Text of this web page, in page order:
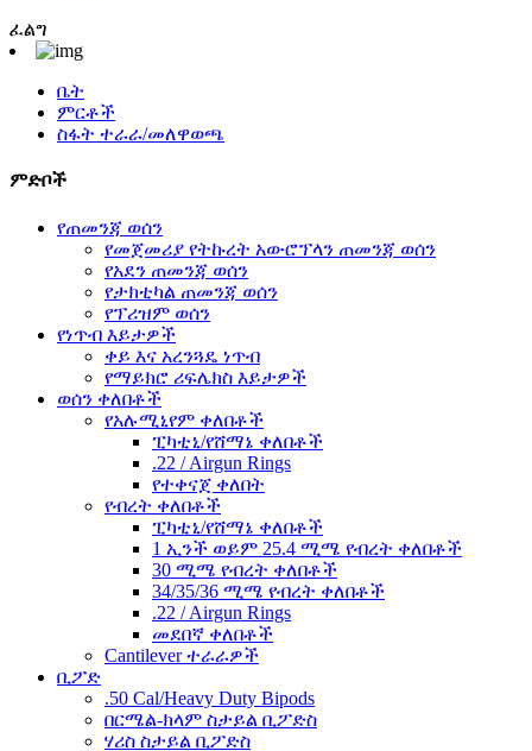
ፈልግ
ቤት
ምርቶች
ስፋት ተራራ/መለዋወጫ
ምድቦች
የጠመንጃ ወሰን
የመጀመሪያ የትኩረት አውሮፕላን ጠመንጃ ወሰን
የአደን ጠመንጃ ወሰን
የታክቲካል ጠመንጃ ወሰን
የፕሪዝም ወሰን
የነጥብ እይታዎች
ቀይ እና አረንጓዴ ነጥብ
የማይክሮ ሪፍሌክስ እይታዎች
ወሰን ቀለበቶች
የአሉሚኒየም ቀለበቶች
ፒካቲኒ/የሸማኔ ቀለበቶች
.22 / Airgun Rings
የተቀናጀ ቀለበት
የብረት ቀለበቶች
ፒካቲኒ/የሸማኔ ቀለበቶች
1 ኢንች ወይም 25.4 ሚሜ የብረት ቀለበቶች
30 ሚሜ የብረት ቀለበቶች
34/35/36 ሚሜ የብረት ቀለበቶች
.22 / Airgun Rings
መደበኛ ቀለበቶች
Cantilever ተራራዎች
ቢፖድ
.50 Cal/Heavy Duty Bipods
በርሜል-ክላም ስታይል ቢፖድስ
ሃሪስ ስታይል ቢፖድስ